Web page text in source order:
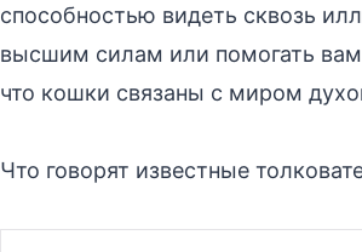
способностью видеть сквозь
высшим силам или помогать
что кошки связаны с миром
Что говорят известные